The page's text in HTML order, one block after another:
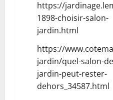
https://
1898-choisir-salon-
jardin.html
https://
jardin/quel-salon-
jardin-peut-rester-
dehors_34587.html